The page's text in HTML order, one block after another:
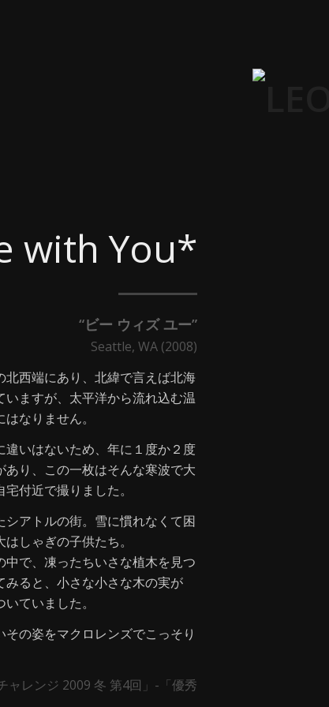
with You*
“ビー ウィズ ユー”
Seattle, WA (2008)
北西端にあり、北緯で言えば北海
ますが、太平洋から流れ込む温
なりません。
違いはないため、年に１度か２度
り、この一枚はそんな寒波で大
付近で撮りました。
アトルの街。雪に慣れなくて困
しゃぎの子供たち。
で、凍ったちいさな植木を見つ
ると、小さな小さな木の実が
ていました。
の姿をマクロレンズでこっそり
ャレンジ 2009 冬 第4回」-「優秀